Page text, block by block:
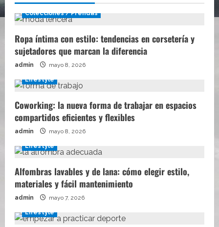
Colecciones / Prendas
Ropa íntima con estilo: tendencias en corsetería y
sujetadores que marcan la diferencia
admin mayo 8, 2026
Lifestyle
Coworking: la nueva forma de trabajar en espacios
compartidos eficientes y flexibles
admin mayo 8, 2026
Lifestyle
Alfombras lavables y de lana: cómo elegir estilo,
materiales y fácil mantenimiento
admin mayo 7, 2026
Lifestyle